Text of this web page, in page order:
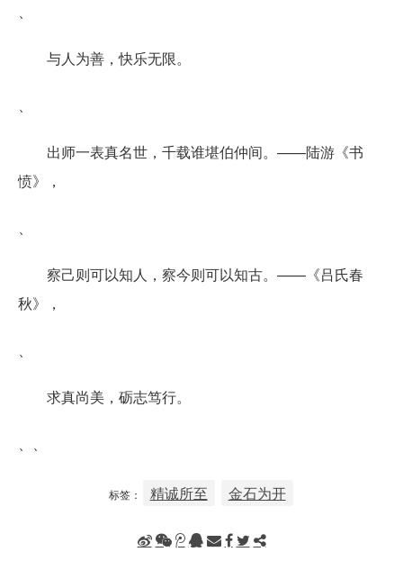
、
与人为善，快乐无限。
、
出师一表真名世，千载谁堪伯仲间。——陆游《书
愤》，
、
察己则可以知人，察今则可以知古。——《吕氏春
秋》，
、
求真尚美，砺志笃行。
、、
标签： 精诚所至 金石为开